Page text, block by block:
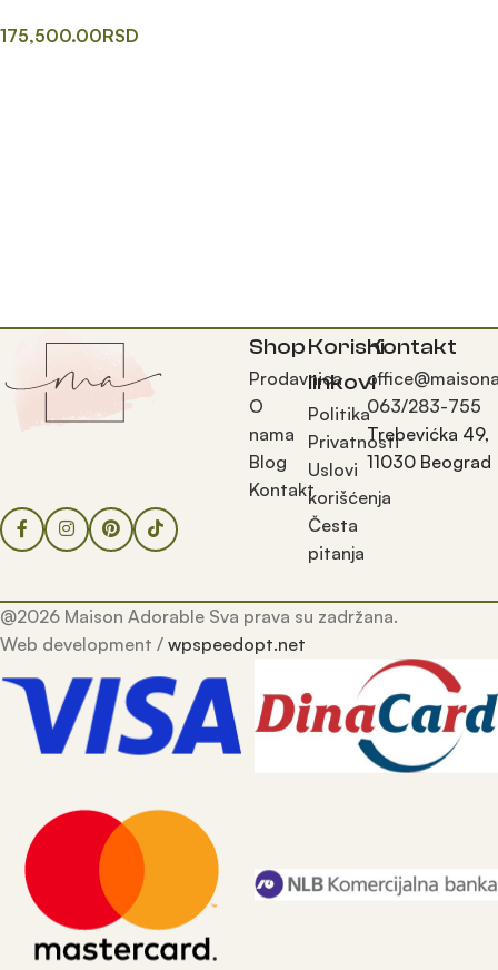
175,500.00RSD
Shop
Prodavnica
O
nama
Blog
Kontakt
Korisni
linkovi
Politika
Privatnosti
Uslovi
korišćenja
Česta
pitanja
Kontakt
063/283-755
Trebevićka 49,
11030 Beograd
@2026 Maison Adorable Sva prava su zadržana.
Web development / wpspeedopt.net